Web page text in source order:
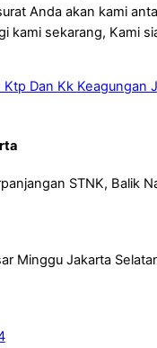
Anda akan kami
kami sekarang, Kami
Dan Kk Keagungan
STNK, Balik
Minggu Jakarta